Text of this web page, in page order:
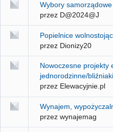
Wybory
przez D@2024@J
Popielnice
przez Dionizy20
Nowoczesne projekty
jednorodzinne/
przez Elewacyjnie.pl
Wynajem,
przez wynajemag